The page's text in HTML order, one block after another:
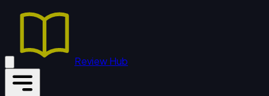
Review Hub